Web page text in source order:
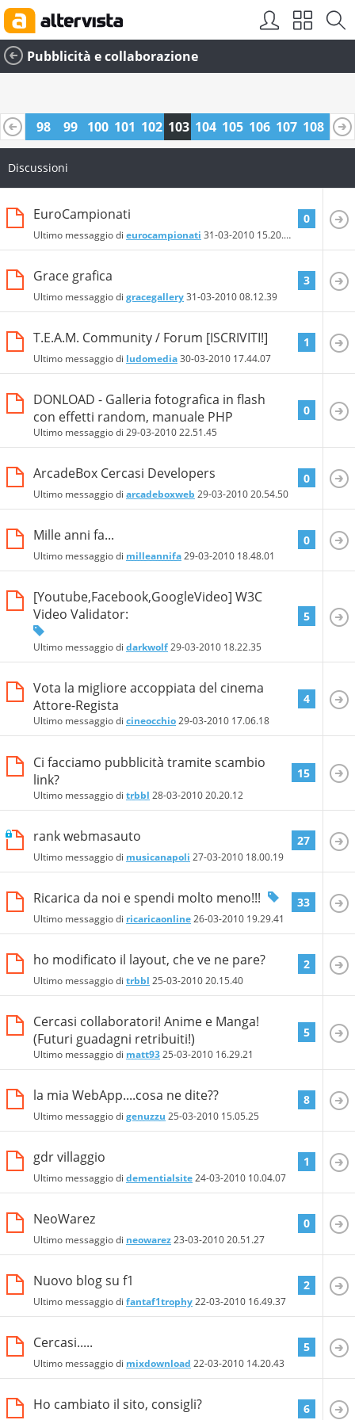
Pubblicità e collaborazione
97 98 99 100 101 102 103 104 105 106 107 108 109
Discussioni
EuroCampionati
Ultimo messaggio di eurocampionati 31-03-2010 15.20.06
0
Grace grafica
Ultimo messaggio di gracegallery31-03-201008.12.39
3
T.E.A.M. Community / Forum [ISCRIVITI!]
Ultimo messaggio di ludomedia30-03-2010 17.44.07
1
DONLOAD - Galleria fotografica in flash
con effetti random, manuale PHP
Ultimo messaggio di 29-03-201022.51.45
0
ArcadeBox Cercasi Developers
Ultimo messaggio di arcadeboxweb 29-03-201020.54.50
0
Mille anni fa...
Ultimo messaggio di milleannifa29-03-2010 18.48.01
0
[Youtube,Facebook,GoogleVideo] W3C
Video Validator:
Ultimo messaggio di darkwolf29-03-2010 18.22.35
5
Vota la migliore accoppiata del cinema
Attore-Regista
Ultimo messaggio di cineocchio29-03-2010 17.06.18
4
Ci facciamo pubblicità tramite scambio
link?
Ultimo messaggio di trbbl 28-03-201020.20.12
15
rank webmasauto
Ultimo messaggio di musicanapoli 27-03-2010 18.00.19
27
Ricarica da noi e spendi molto meno!!!
Ultimo messaggio di ricaricaonline26-03-2010 19.29.41
33
ho modificato il layout, che ve ne pare?
Ultimo messaggio di trbbl 25-03-201020.15.40
2
Cercasi collaboratori! Anime e Manga!
(Futuri guadagni retribuiti!)
Ultimo messaggio di matt9325-03-2010 16.29.21
5
la mia WebApp....cosa ne dite??
Ultimo messaggio di genuzzu 25-03-2010 15.05.25
8
gdr villaggio
Ultimo messaggio di dementialsite24-03-2010 10.04.07
1
NeoWarez
Ultimo messaggio di neowarez23-03-201020.51.27
0
Nuovo blog su f1
Ultimo messaggio di fantaf1trophy22-03-2010 16.49.37
2
Cercasi.....
Ultimo messaggio di mixdownload 22-03-2010 14.20.43
5
Ho cambiato il sito, consigli? 6